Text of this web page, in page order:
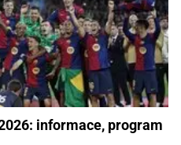
informace, program